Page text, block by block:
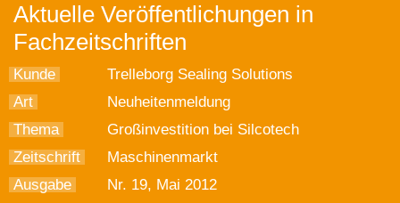
Aktuelle Veröffentlichungen in
Fachzeitschriften
Kunde
Trelleborg Sealing Solutions
Art
Neuheitenmeldung
Thema
Großinvestition bei Silcotech
Zeitschrift
Maschinenmarkt
Ausgabe
Nr. 19, Mai 2012